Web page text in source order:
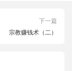
下一篇
宗教赚钱术（二）